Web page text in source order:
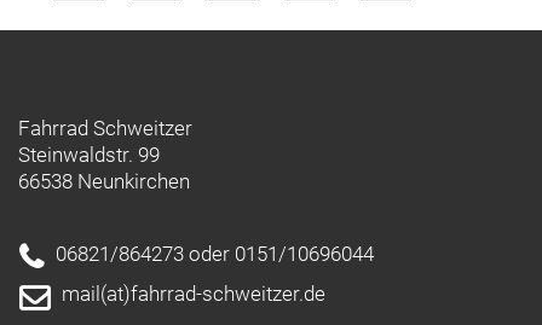
Fahrrad Schweitzer
Steinwaldstr. 99
66538 Neunkirchen
06821/864273 oder 0151/10696044
mail(at)fahrrad-schweitzer.de